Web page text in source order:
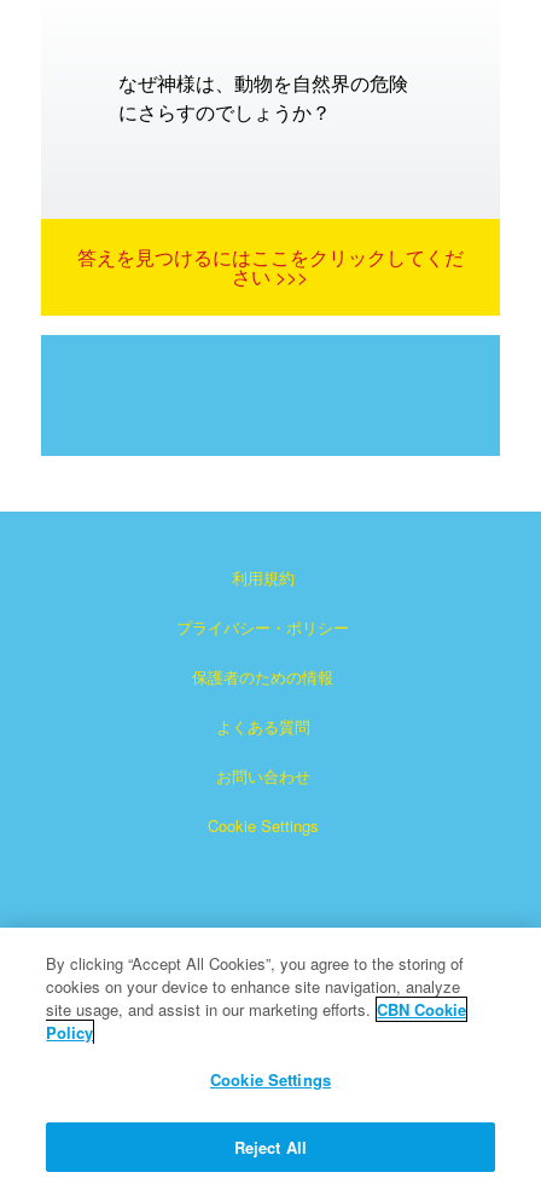
なぜ神様は、動物を自然界の危険
にさらすのでしょうか？
答えを見つけるにはここをクリックしてくだ
さい >>>
利用規約
プライバシー・ポリシー
保護者のための情報
よくある質問
お問い合わせ
Cookie Settings
「スーパーブック」は、クリスチャン・ブロードキャスティ
ング・ネットワークの登録商標です。非営利501（c）（3）
All Rights Reserved.
CBNについて
By clicking “Accept All Cookies”, you agree to the storing of
cookies on your device to enhance site navigation, analyze
site usage, and assist in our marketing efforts. CBN Cookie
Policy
Cookie Settings
Reject All